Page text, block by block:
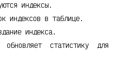
индексы.
индексов в таблице.
индекса.
статистику для